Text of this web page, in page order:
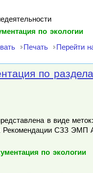
по экологии
Печать Перейти
по
в виде
СЗЗ ЭМП
по экологии